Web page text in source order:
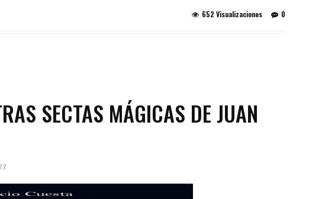
0
652 Visualizaciones
SECTAS MÁGICAS DE JUAN